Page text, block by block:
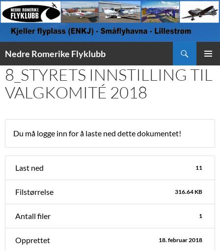
Nedre Romerike Flyklubb
TIL
INNHOLD
8_STYRETS INNSTILLING TIL
VALGKOMITÉ 2018
Du må logge inn for å laste ned dette dokumentet!
Last ned 11
Filstørrelse 316.64 KB
Antall filer 1
Opprettet 18. februar 2018